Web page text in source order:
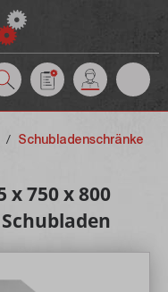
/ Schubladenschränke
x 750 x 800